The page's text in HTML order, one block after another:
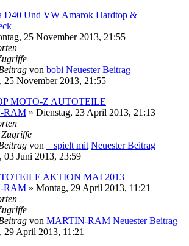
D40 Und VW Amarok Hardtop &
25 November 2013, 21:55
von bobi Neuester Beitrag
25 November 2013, 21:55
MOTO-Z AUTOTEILE
RAM » Dienstag, 23 April 2013, 21:13
Zugriffe
von _ spielt mit Neuester Beitrag
03 Juni 2013, 23:59
AKTION MAI 2013
RAM » Montag, 29 April 2013, 11:21
von MARTIN-RAM Neuester Beitrag
29 April 2013, 11:21